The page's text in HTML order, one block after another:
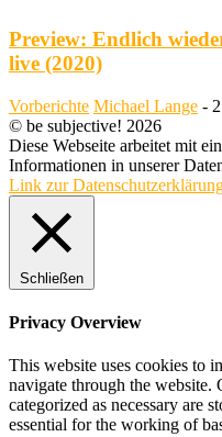
Preview: Endlich
live (2020)
Vorberichte Michael Lange -
© be subjective! 2026
Diese Webseite arbeitet mit
Informationen in unserer
Link zur
Schließen
Privacy Overview
This website uses cookies to
navigate through the website.
categorized as necessary are
essential for the working of